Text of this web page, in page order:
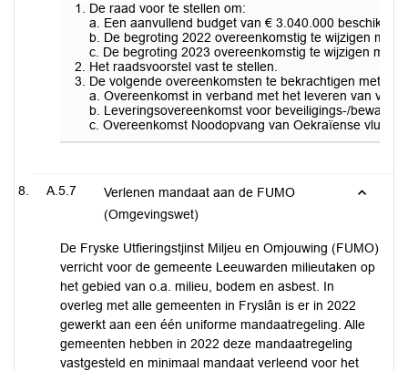
De raad voor te stellen om:
a. Een aanvullend budget van € 3.040.000
b. De begroting 2022 overeenkomstig te wijzigen met
c. De begroting 2023 overeenkomstig te wijzigen met
Het raadsvoorstel vast te stellen.
De volgende overeenkomsten te bekrachtigen met
a. Overeenkomst in verband met het leveren van
b. Leveringsovereenkomst voor beveiligings-/
c. Overeenkomst Noodopvang van Oekraïense
A.5.7
Verlenen mandaat aan de FUMO
(Omgevingswet)
De Fryske Utfieringstjinst Miljeu en Omjouwing (FUMO)
verricht voor de gemeente Leeuwarden milieutaken op
het gebied van o.a. milieu, bodem en asbest. In
overleg met alle gemeenten in Fryslân is er in 2022
gewerkt aan een één uniforme mandaatregeling. Alle
gemeenten hebben in 2022 deze mandaatregeling
vastgesteld en minimaal mandaat verleend voor het